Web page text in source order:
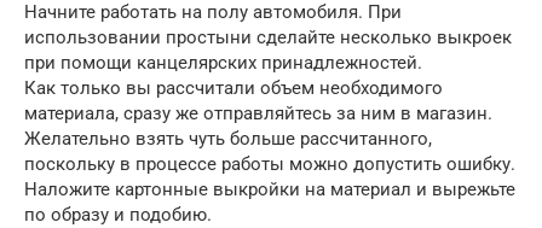
Начните работать на полу автомобиля. При
использовании простыни сделайте несколько выкроек
при помощи канцелярских принадлежностей.
Как только вы рассчитали объем необходимого
материала, сразу же отправляйтесь за ним в магазин.
Желательно взять чуть больше рассчитанного,
поскольку в процессе работы можно допустить ошибку.
Наложите картонные выкройки на материал и вырежьте
по образу и подобию.